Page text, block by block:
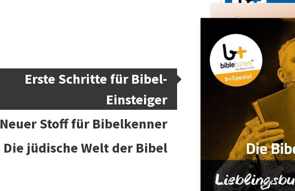
Erste Schritte für Bibel-
Einsteiger
Neuer Stoff für Bibelkenner
Die jüdische Welt der Bibel